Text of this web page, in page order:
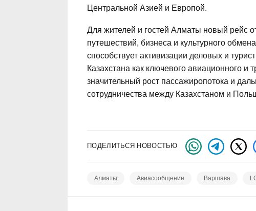
Центральной Азией и Европой.
Для жителей и гостей Алматы новый рейс
путешествий, бизнеса и культурного
способствует активизации деловых и
Казахстана как ключевого авиационного и
значительный рост пассажиропотока и
сотрудничества между Казахстаном и
ПОДЕЛИТЬСЯ НОВОСТЬЮ
Алматы Авиасообщение Варшава